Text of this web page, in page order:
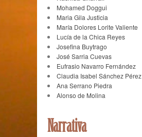
Mohamed Doggui
Maria Gila Justicia
María Dolores Lorite Valiente
Lucía de la Chica Reyes
Josefina Buytrago
José Sarria Cuevas
Eufrasio Navarro Fernández
Claudia Isabel Sánchez Pérez
Ana Serrano Piedra
Alonso de Molina
Narrativa